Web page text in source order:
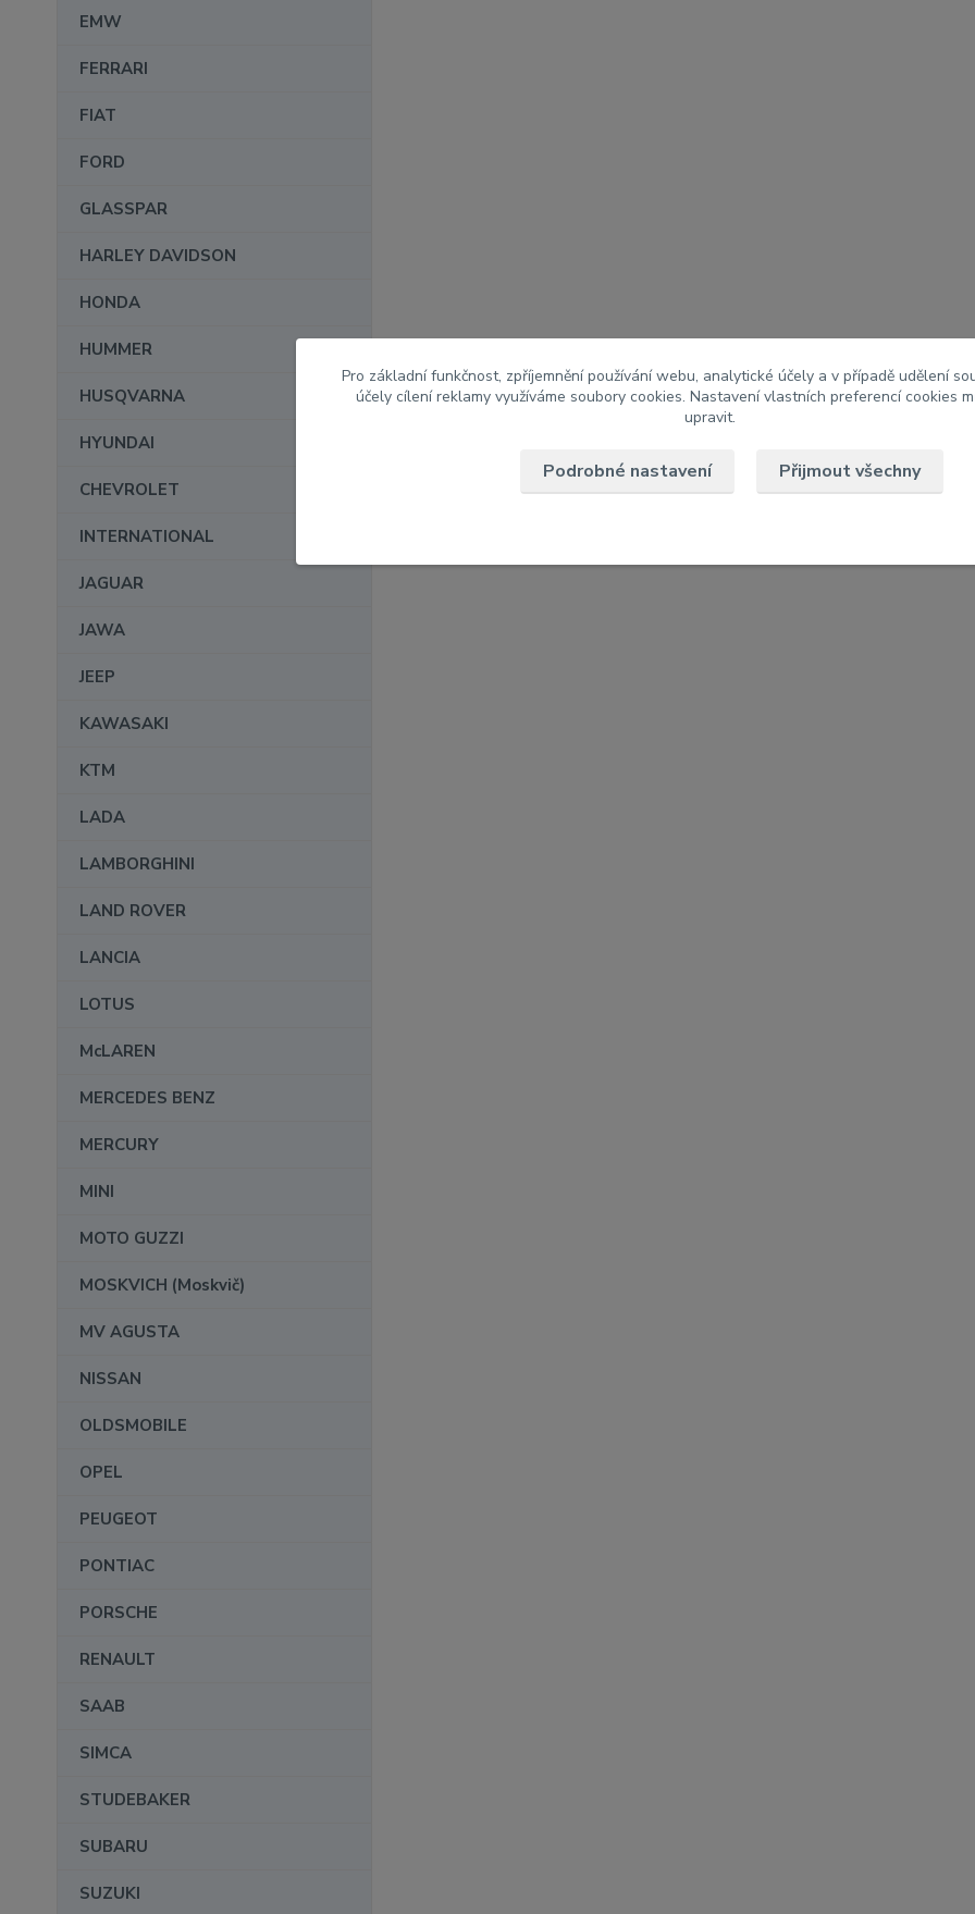
EMW
FERRARI
FIAT
FORD
GLASSPAR
HARLEY DAVIDSON
HONDA
HUMMER
HUSQVARNA
HYUNDAI
CHEVROLET
INTERNATIONAL
JAGUAR
JAWA
JEEP
KAWASAKI
KTM
LADA
LAMBORGHINI
LAND ROVER
LANCIA
LOTUS
McLAREN
MERCEDES BENZ
MERCURY
MINI
MOTO GUZZI
MOSKVICH (Moskvič)
MV AGUSTA
NISSAN
OLDSMOBILE
OPEL
PEUGEOT
PONTIAC
PORSCHE
RENAULT
SAAB
SIMCA
STUDEBAKER
SUBARU
SUZUKI
Pro základní funkčnost, zpříjemnění používání webu, analytické účely a v případě udělení
účely cílení reklamy využíváme soubory cookies. Nastavení vlastních preferencí cookies
upravit.
Podrobné nastavení Přijmout všechny